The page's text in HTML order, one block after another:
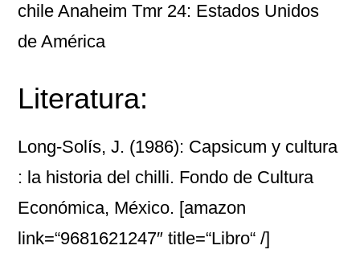
chile Anaheim Tmr 24: Estados Unidos
de América
Literatura:
Long-Solís, J. (1986): Capsicum y cultura
: la historia del chilli. Fondo de Cultura
Económica, México. [amazon
link=“9681621247″ title=“Libro“ /]